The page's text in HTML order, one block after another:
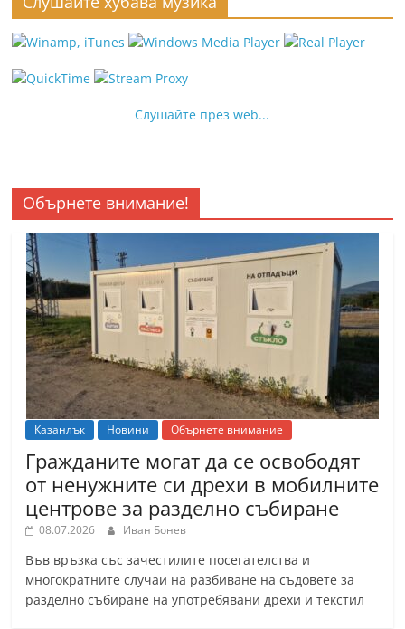
Слушайте през web...
Обърнете внимание!
Казанлък Новини Обърнете внимание
Гражданите могат да се освободят
от ненужните си дрехи в мобилните
центрове за разделно събиране
08.07.2026 Иван Бонев
Във връзка със зачестилите посегателства и
многократните случаи на разбиване на съдовете за
разделно събиране на употребявани дрехи и текстил